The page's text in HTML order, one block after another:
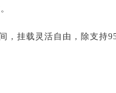
挂载灵活自由，除支持